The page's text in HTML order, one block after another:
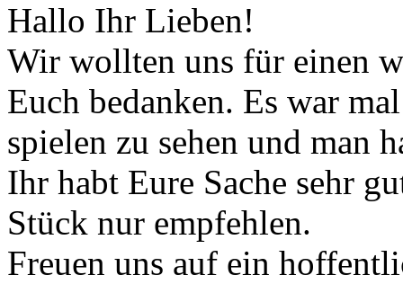
Hallo Ihr Lieben!
Wir wollten uns für einen
Euch bedanken. Es war
spielen zu sehen und man
Ihr habt Eure Sache sehr
Stück nur empfehlen.
Freuen uns auf ein